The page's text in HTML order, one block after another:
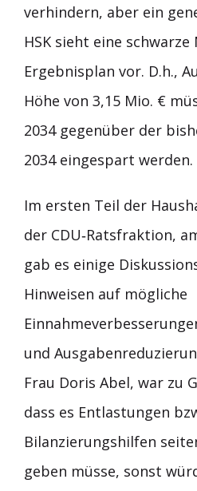
verhindern, aber ein
HSK sieht eine schwarze
Ergebnisplan vor. D.h.,
Höhe von 3,15 Mio. €
2034 gegenüber der
2034 eingespart werden.
Im ersten Teil der
der CDU‐Ratsfraktion,
gab es einige
Hinweisen auf mögliche
und
Frau Doris Abel, war zu
dass es Entlastungen
Bilanzierungshilfen
geben müsse, sonst